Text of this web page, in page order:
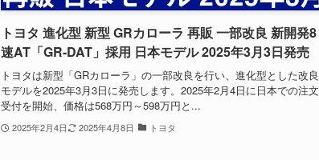
トヨタ 進化型 新型 GRカローラ 再販 一部改良 新開発8
速AT「GR-DAT」採用 日本モデル 2025年3月3日発売
トヨタは新型「GRカローラ」の一部改良を行い、進化型とした改良
モデルを2025年3月3日に発売します。2025年2月4日に日本での注文
受付を開始、価格は568万円～598万円と...
2025年2月4日 2025年4月8日 トヨタ